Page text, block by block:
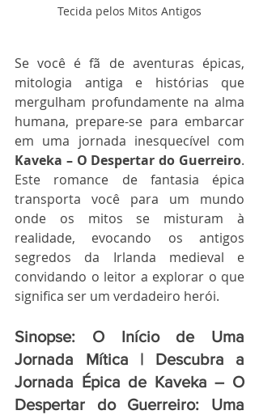
Tecida pelos Mitos Antigos
Se você é fã de aventuras épicas,
mitologia antiga e histórias que
mergulham profundamente na alma
humana, prepare-se para embarcar
Kaveka – O Despertar do Guerreiro.
Este romance de fantasia épica
transporta você para um mundo
onde os mitos se misturam à
realidade, evocando os antigos
segredos da Irlanda medieval e
convidando o leitor a explorar o que
significa ser um verdadeiro herói.
Sinopse: O Início de Uma
Jornada Mítica | Descubra a
Jornada Épica de Kaveka – O
Despertar do Guerreiro: Uma